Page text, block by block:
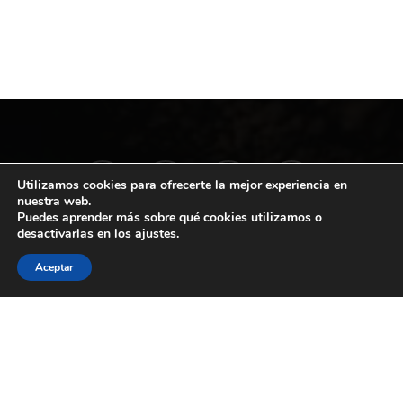
instagram
Utilizamos cookies para ofrecerte la mejor experiencia en
nuestra web.
Puedes aprender más sobre qué cookies utilizamos o
desactivarlas en los ajustes.
Aceptar